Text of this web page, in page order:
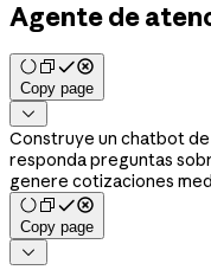
Agente de
Copy page

Construye un chatbot
responda preguntas
genere cotizaciones
Copy page
